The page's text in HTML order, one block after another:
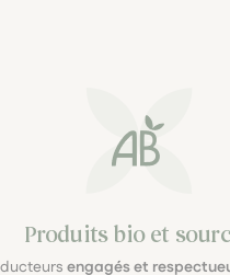
Produits bio et
engagés et